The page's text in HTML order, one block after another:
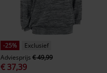
-25%
Exclusief
Adviesprijs € 49,99
€ 37,39